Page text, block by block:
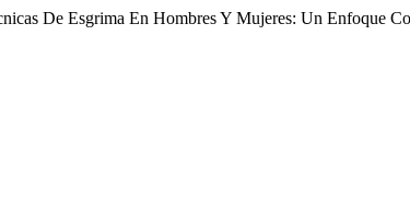
De Esgrima En Hombres Y Mujeres: Un Enfoque